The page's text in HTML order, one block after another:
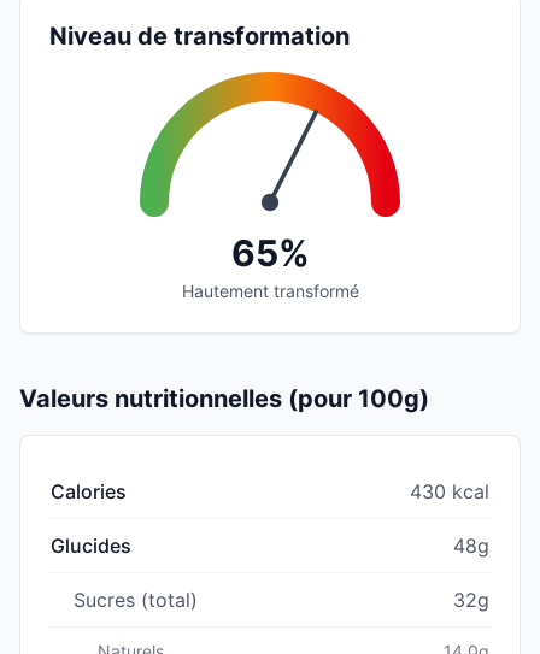
Niveau de transformation
65%
Hautement transformé
Valeurs nutritionnelles (pour 100g)
Calories 430 kcal
Glucides 48g
Sucres (total) 32g